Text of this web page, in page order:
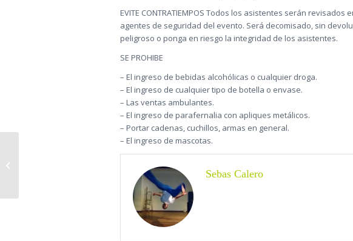
EVITE CONTRATIEMPOS Todos los asistentes serán
agentes de seguridad del evento. Será decomisado, sin
peligroso o ponga en riesgo la integridad de los asistentes.
SE PROHIBE
– El ingreso de bebidas alcohólicas o cualquier droga.
– El ingreso de cualquier tipo de botella o envase.
– Las ventas ambulantes.
– El ingreso de parafernalia con apliques metálicos.
– Portar cadenas, cuchillos, armas en general.
– El ingreso de mascotas.
Sebas Calero